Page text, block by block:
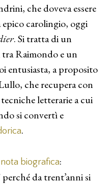
che doveva essere
carolingio, oggi
. Si tratta di un
Raimondo e un
entusiasta, a proposito
che recupera con
letterarie a cui
si convertì e
.
nota biografica:
da trent’anni si